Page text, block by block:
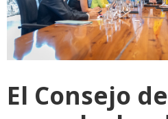
El Consejo